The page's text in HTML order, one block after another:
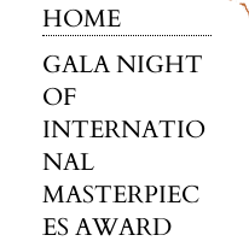
HOME
GALA NIGHT
OF
INTERNATIO
NAL
MASTERPIEC
ES AWARD